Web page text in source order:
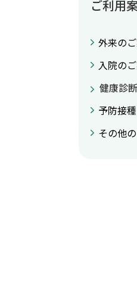
ご利用
外来の
入院の
健康診
予防接種
その他